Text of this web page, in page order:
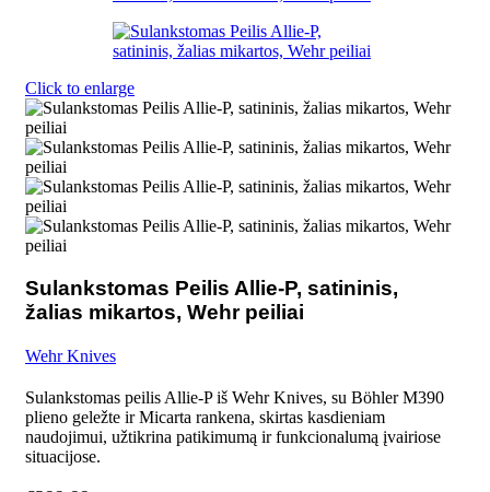
Click to enlarge
Sulankstomas Peilis Allie-P, satininis,
žalias mikartos, Wehr peiliai
Wehr Knives
Sulankstomas peilis Allie-P iš Wehr Knives, su Böhler M390
plieno geležte ir Micarta rankena, skirtas kasdieniam
naudojimui, užtikrina patikimumą ir funkcionalumą įvairiose
situacijose.